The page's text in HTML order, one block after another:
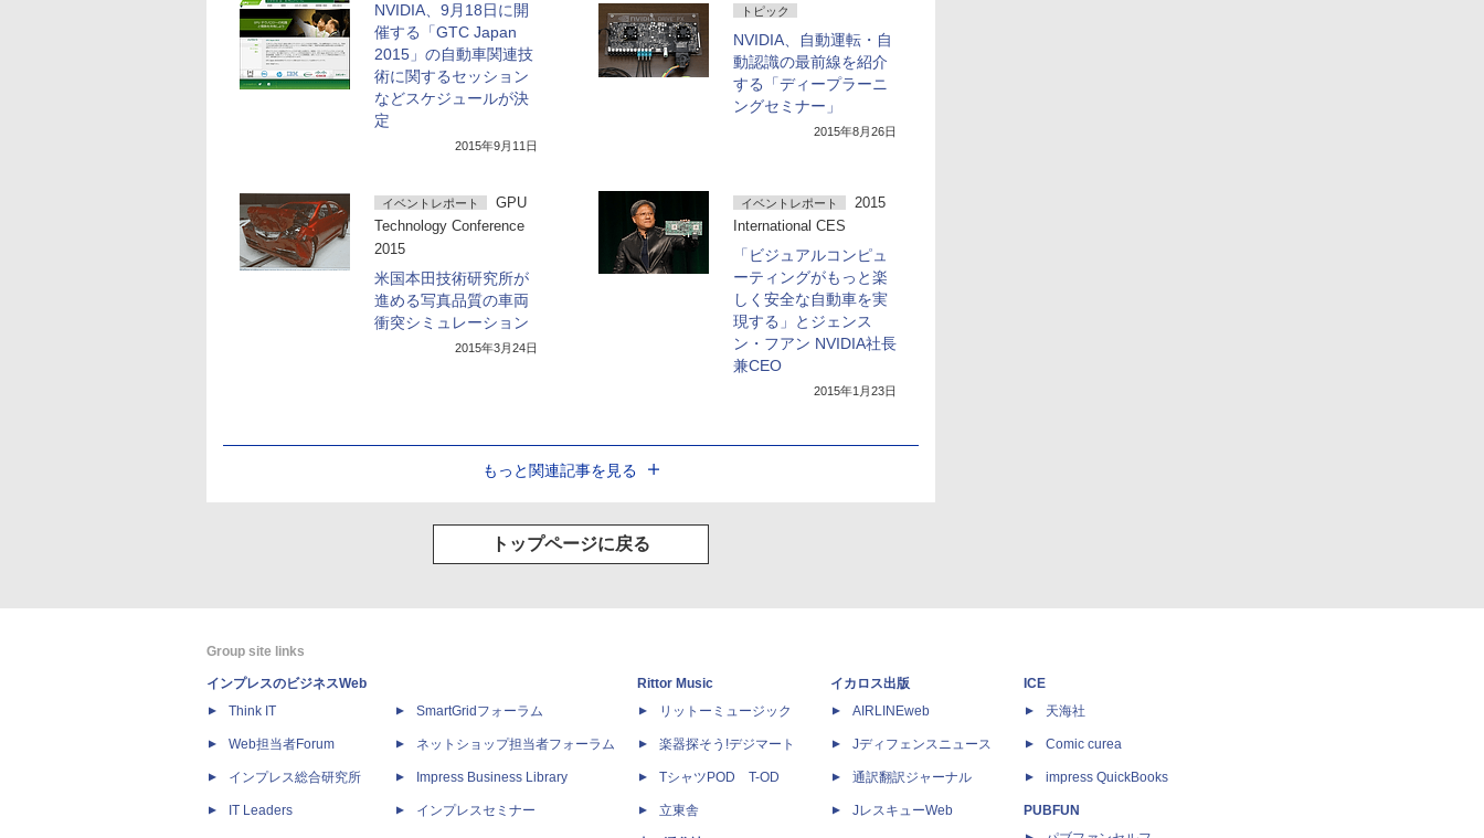
NVIDIA、9月18日に開
催する「GTC Japan
2015」の自動車関連技
術に関するセッション
などスケジュールが決
定
2015年9月11日
トピック
NVIDIA、自動運転・自
動認識の最前線を紹介
する「ディープラーニ
ングセミナー」
2015年8月26日
イベントレポート
GPU
Technology Conference
2015
米国本田技術研究所が
進める写真品質の車両
衝突シミュレーション
2015年3月24日
イベントレポート
2015
International CES
「ビジュアルコンピュ
ーティングがもっと楽
しく安全な自動車を実
現する」とジェンス
ン・フアン NVIDIA社長
兼CEO
2015年1月23日
もっと関連記事を見る
トップページに戻る
Group site links
インプレスのビジネスWeb
Think IT
Web担当者Forum
インプレス総合研究所
IT Leaders
SmartGridフォーラム
ネットショップ担当者フォーラム
Impress Business Library
インプレスセミナー
Rittor Music
リットーミュージック
楽器探そう!デジマート
TシャツPOD T-OD
立東舎
イカロス出版
AIRLINEweb
Jディフェンスニュース
通訳翻訳ジャーナル
JレスキューWeb
ICE
天海社
Comic curea
impress QuickBooks
PUBFUN